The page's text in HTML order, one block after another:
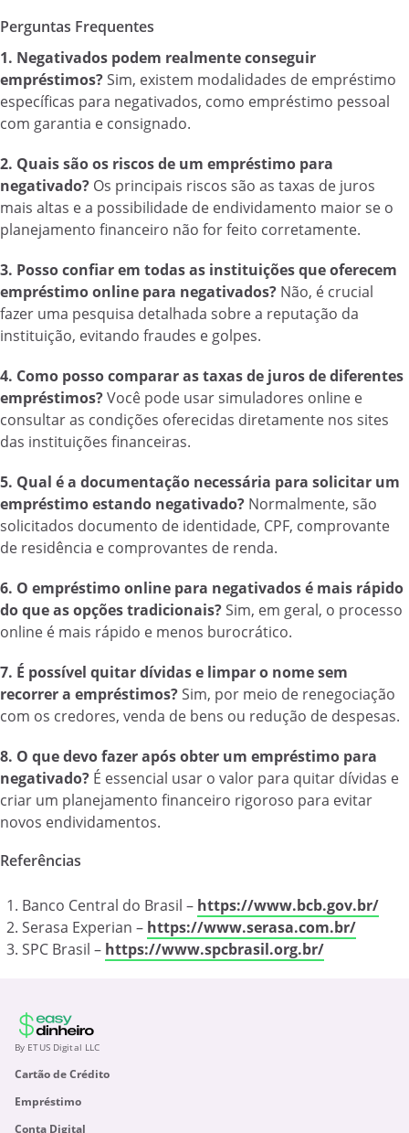
Perguntas Frequentes
1. Negativados podem realmente conseguir
empréstimos?Sim, existem modalidades de empréstimo
específicas para negativados, como empréstimo pessoal
com garantia e consignado.
2. Quais são os riscos de um empréstimo para
negativado? Os principais riscos são as taxas de juros
mais altas e a possibilidade de endividamento maior se o
planejamento financeiro não for feito corretamente.
3. Posso confiar em todas as instituições que oferecem
empréstimo online para negativados? Não, é crucial
fazer uma pesquisa detalhada sobre a reputação da
instituição, evitando fraudes e golpes.
4. Como posso comparar as taxas de juros de diferentes
empréstimos?Você pode usar simuladores online e
consultar as condições oferecidas diretamente nos sites
das instituições financeiras.
5. Qual é a documentação necessária para solicitar um
empréstimo estando negativado? Normalmente, são
solicitados documento de identidade, CPF, comprovante
de residência e comprovantes de renda.
6. O empréstimo online para negativados é mais rápido
do que as opções tradicionais?Sim, em geral, o processo
online é mais rápido e menos burocrático.
7. É possível quitar dívidas e limpar o nome sem
recorrer a empréstimos?Sim, por meio de renegociação
com os credores, venda de bens ou redução de despesas.
8. O que devo fazer após obter um empréstimo para
negativado? É essencial usar o valor para quitar dívidas e
criar um planejamento financeiro rigoroso para evitar
novos endividamentos.
Referências
Banco Central do Brasil – https://www.bcb.gov.br/
Serasa Experian – https://www.serasa.com.br/
SPC Brasil – https://www.spcbrasil.org.br/
By ETUS Digital LLC
Cartão de Crédito
Empréstimo
Conta Digital